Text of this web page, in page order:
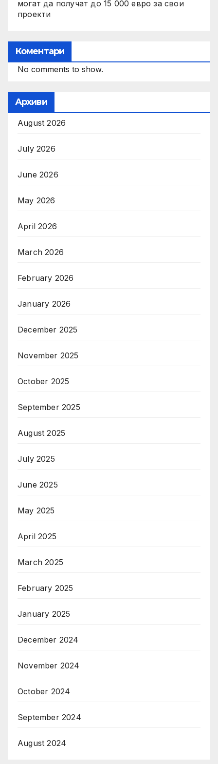
могат да получат до 15 000 евро за свои
проекти
Коментари
No comments to show.
Архиви
August 2026
July 2026
June 2026
May 2026
April 2026
March 2026
February 2026
January 2026
December 2025
November 2025
October 2025
September 2025
August 2025
July 2025
June 2025
May 2025
April 2025
March 2025
February 2025
January 2025
December 2024
November 2024
October 2024
September 2024
August 2024